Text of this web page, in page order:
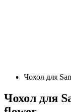
Чохол для
Чохол для